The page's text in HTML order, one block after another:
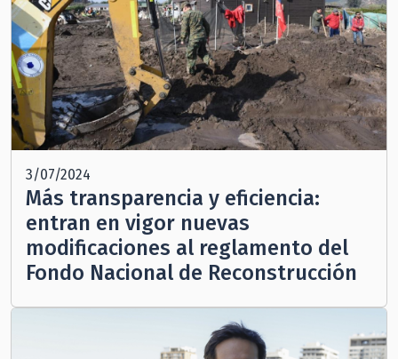
3/07/2024
Más transparencia y eficiencia:
entran en vigor nuevas
modificaciones al reglamento del
Fondo Nacional de Reconstrucción